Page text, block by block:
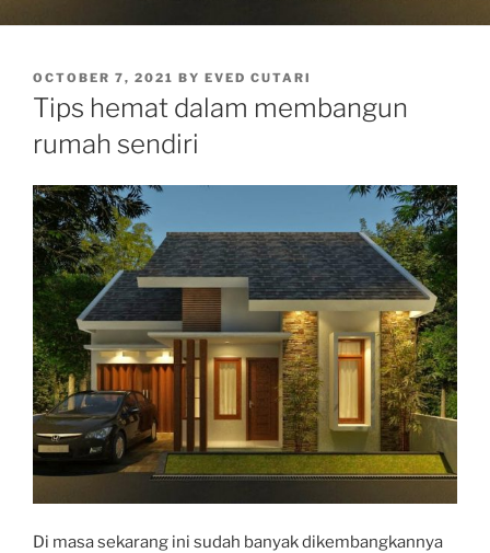
POSTED
ON
OCTOBER 7, 2021 BY EVED CUTARI
Tips hemat dalam membangun
rumah sendiri
Di masa sekarang ini sudah banyak dikembangkannya